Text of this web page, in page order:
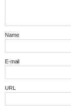
Name
E-mail
URL